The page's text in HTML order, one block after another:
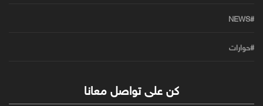
#NEWS
#حوارات
كن على تواصل معانا